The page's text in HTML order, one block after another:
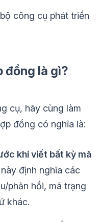
công cụ phát triển
đồng là gì?
cụ, hãy cùng làm
đồng có nghĩa là:
khi viết bất kỳ mã
định nghĩa các
phản hồi, mã trạng
khác.